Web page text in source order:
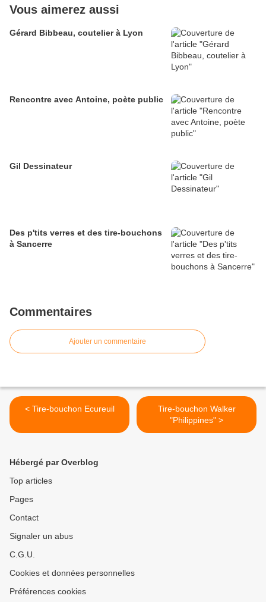
Vous aimerez aussi
Gérard Bibbeau, coutelier à Lyon
Rencontre avec Antoine, poète public
Gil Dessinateur
Des p'tits verres et des tire-bouchons
à Sancerre
Commentaires
Ajouter un commentaire
< Tire-bouchon Ecureuil
Tire-bouchon Walker
"Philippines" >
Hébergé par Overblog
Top articles
Pages
Contact
Signaler un abus
C.G.U.
Cookies et données personnelles
Préférences cookies